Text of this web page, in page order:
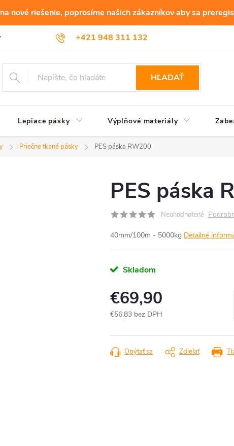
nové riešenie, poprosíme našich zákazníkov aby sa
+421 948 311 132
HĽADAŤ
Lepiace pásky Výplňové materiály
Priečne tkané pásky PES páska RW200
PES páska
Neohodnotené
40mm/100m - 5000kg Detailné
Skladom
€69,90
€56,83 bez DPH
cena:
Opýtať sa Zdieľať